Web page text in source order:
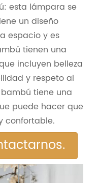
esta lámpara se
un diseño
espacio y es
tienen una
incluyen belleza
y respeto al
tiene una
puede hacer que
confortable.